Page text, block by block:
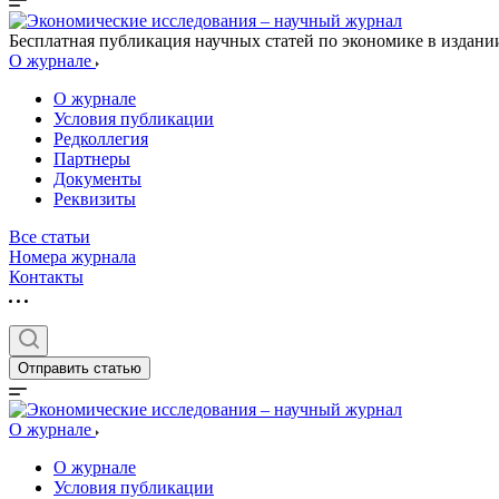
Бесплатная публикация научных статей по экономике в
О журнале
О журнале
Условия публикации
Редколлегия
Партнеры
Документы
Реквизиты
Все статьи
Номера журнала
Контакты
Отправить статью
О журнале
О журнале
Условия публикации